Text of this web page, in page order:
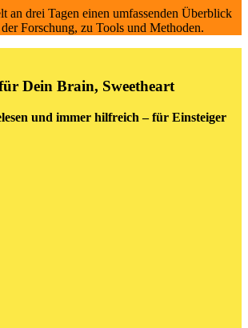
an drei Tagen einen umfassenden Überblick
Forschung, zu Tools und Methoden.
Dein Brain, Sweetheart
und immer hilfreich – für Einsteiger